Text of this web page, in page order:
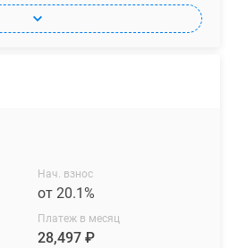
Нач. взнос
от 20.1%
Платеж в месяц
28,497 ₽